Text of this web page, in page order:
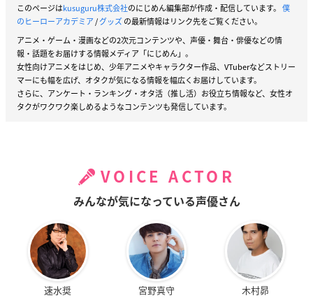
このページはkusuguru株式会社のにじめん編集部が作成・配信しています。 僕
のヒーローアカデミア/グッズの最新情報はリンク先をご覧ください。
アニメ・ゲーム・漫画などの2次元コンテンツや、声優・舞台・俳優などの情
報・話題をお届けする情報メディア「にじめん」。
女性向けアニメをはじめ、少年アニメやキャラクター作品、VTuberなどストリー
マーにも幅を広げ、オタクが気になる情報を幅広くお届けしています。
さらに、アンケート・ランキング・オタ活（推し活）お役立ち情報など、女性オ
タクがワクワク楽しめるようなコンテンツも発信しています。
VOICE ACTOR
みんなが気になっている声優さん
速水奨 宮野真守 木村昴